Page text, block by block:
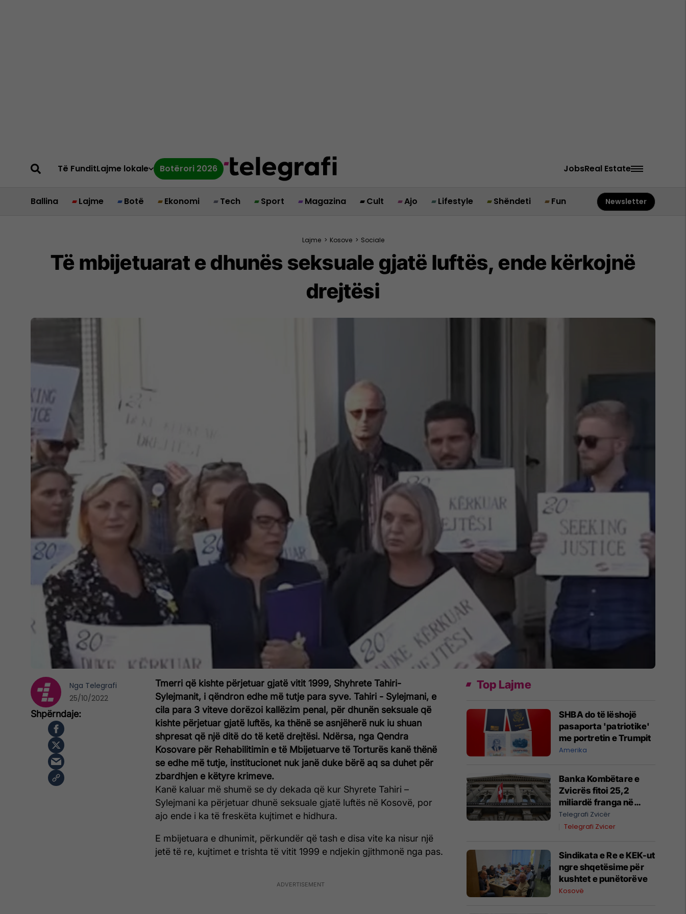
Të FunditLajme lokale Botërori 2026 JobsReal Estate
Ballina Lajme Botë Ekonomi Tech Sport Magazina Cult Ajo Lifestyle Shëndeti Fun Newsletter
Lajme > Kosove > Sociale
Të mbijetuarat e dhunës seksuale gjatë luftës, ende kërkojnë
drejtësi
Tmerri që kishte përjetuar gjatë vitit 1999, Shyhrete Tahiri-
Sylejmanit, i qëndron edhe më tutje para syve. Tahiri - Sylejmani, e
cila para 3 viteve dorëzoi kallëzim penal, për dhunën seksuale që
kishte përjetuar gjatë luftës, ka thënë se asnjëherë nuk iu shuan
shpresat që një ditë do të ketë drejtësi. Ndërsa, nga Qendra
Kosovare për Rehabilitimin e të Mbijetuarve të Torturës kanë thënë
se edhe më tutje, institucionet nuk janë duke bërë aq sa duhet për
zbardhjen e këtyre krimeve.
Kanë kaluar më shumë se dy dekada që kur Shyrete Tahiri –
Sylejmani ka përjetuar dhunë seksuale gjatë luftës në Kosovë, por
ajo ende i ka të freskëta kujtimet e hidhura.
E mbijetuara e dhunimit, përkundër që tash e disa vite ka nisur një
jetë të re, kujtimet e trishta të vitit 1999 e ndjekin gjithmonë nga pas.
Nga Telegrafi
25/10/2022
Top Lajme
SHBA do të lëshojë
pasaporta 'patriotike'
me portretin e Trumpit
Amerika
Banka Kombëtare e
Zvicrës fitoi 25,2
miliardë franga në
gjashtëmujorin e parë
të vitit 2026
Telegrafi Zvicër
Telegrafi Zvicer
Sindikata e Re e KEK-ut
ngre shqetësime për
kushtet e punëtorëve
Kosovë